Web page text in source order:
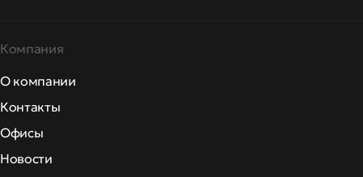
Компания
О компании
Контакты
Офисы
Новости